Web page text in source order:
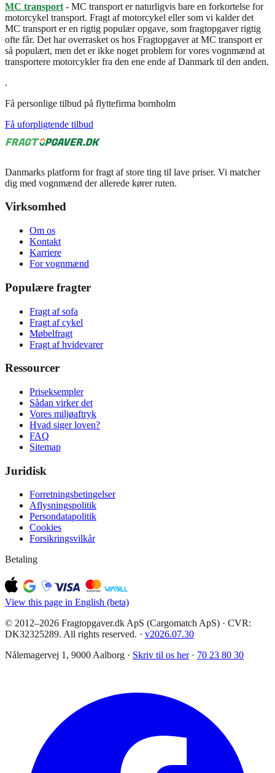
MC transport - MC transport er naturligvis bare en forkortelse for
motorcykel transport. Fragt af motorcykel eller som vi kalder det
MC transport er en rigtig populær opgave, som fragtopgaver rigtig
ofte får. Det har overrasket os hos Fragtopgaver at MC transport er
så populært, men det er ikke noget problem for vores vognmænd at
transportere motorcykler fra den ene ende af Danmark til den anden.
.
Få personlige tilbud på flyttefirma bornholm
Få uforpligtende tilbud
Danmarks platform for fragt af store ting til lave priser. Vi matcher
dig med vognmænd der allerede kører ruten.
Virksomhed
Om os
Kontakt
Karriere
For vognmænd
Populære fragter
Fragt af sofa
Fragt af cykel
Møbelfragt
Fragt af hvidevarer
Ressourcer
Priseksempler
Sådan virker det
Vores miljøaftryk
Hvad siger loven?
FAQ
Sitemap
Juridisk
Forretningsbetingelser
Aflysningspolitik
Persondatapolitik
Cookies
Forsikringsvilkår
Betaling
View this page in English (beta)
© 2012–2026 Fragtopgaver.dk ApS (Cargomatch ApS) · CVR:
DK32325289. All rights reserved. · v2026.07.30
Nålemagervej 1, 9000 Aalborg · Skriv til os her · 70 23 80 30